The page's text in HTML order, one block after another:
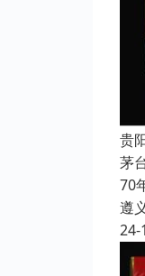
贵
茅
70
遵
24-